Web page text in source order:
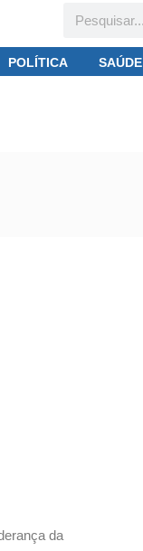
POLÍTICA SAÚDE
da